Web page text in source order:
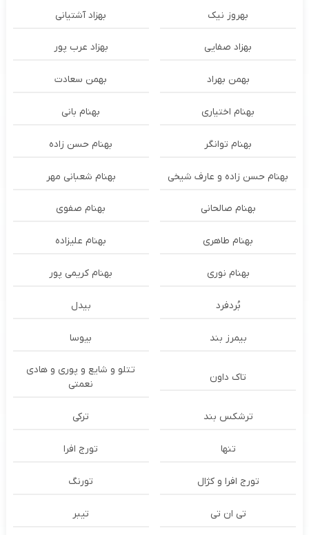
بهروز نیک بهزاد آشتیانی
بهزاد صفایی بهزاد عرب پور
بهمن بهراد بهمن سعادت
بهنام اختیاری بهنام بانی
بهنام توانگر بهنام حسن زاده
بهنام حسن زاده و عارف شیخی بهنام شعبانی مهر
بهنام صالحانی بهنام صفوی
بهنام طاهری بهنام علیزاده
بهنام نوری بهنام کریمی پور
بُردفرد بیدل
بیمرز بند بیوسا
تاک داون
تتلو و شایع و پوری و هادی
نعمتی
ترشكس بند ترکی
تنها تورج افرا
تورج افرا و کژال تورنگ
تی ان تی تیبر